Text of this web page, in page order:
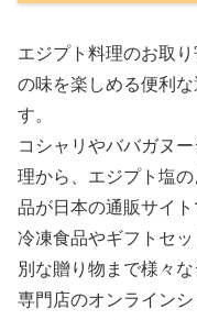
エジプト料理のお取
の味を楽しめる便利
す。
コシャリやババガヌ
理から、エジプト塩
品が日本の通販サイト
冷凍食品やギフトセ
別な贈り物まで様々
専門店のオンライン